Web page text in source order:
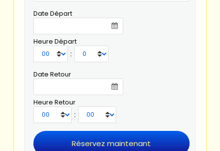
Date Départ
Heure Départ
:
Date Retour
Heure Retour
: